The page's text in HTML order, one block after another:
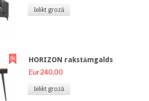
Ielikt grozā
HORIZON rakstāmgalds
Eur 240,00
Ielikt grozā